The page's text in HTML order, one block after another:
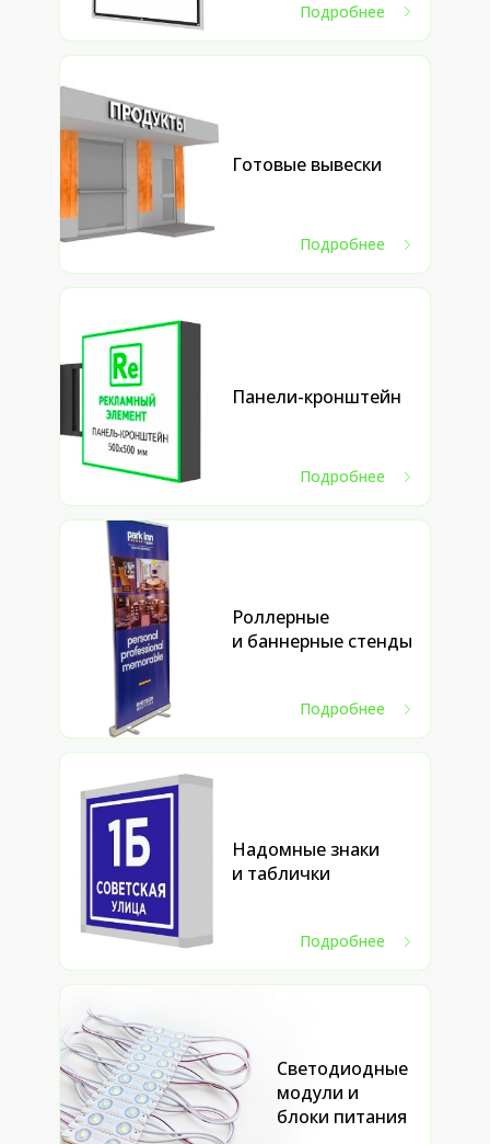
Готовые вывески
Подробнее
Подробнее
Роллерные
и баннерные стенды
Подробнее
Панели-кронштейн
Подробнее
Надомные знаки
и таблички
Подробнее
Светодиодные
модули и
блоки питания